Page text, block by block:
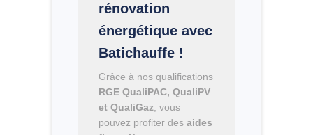
rénovation
énergétique avec
Batichauffe !
Grâce à nos qualifications
RGE QualiPAC, QualiPV
et QualiGaz , vous
pouvez profiter des aides